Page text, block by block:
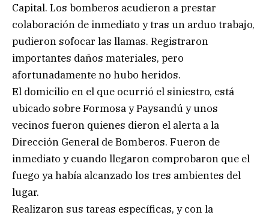
Capital. Los bomberos acudieron a prestar
colaboración de inmediato y tras un arduo trabajo,
pudieron sofocar las llamas. Registraron
importantes daños materiales, pero
afortunadamente no hubo heridos.
El domicilio en el que ocurrió el siniestro, está
ubicado sobre Formosa y Paysandú y unos
vecinos fueron quienes dieron el alerta a la
Dirección General de Bomberos. Fueron de
inmediato y cuando llegaron comprobaron que el
fuego ya había alcanzado los tres ambientes del
lugar.
Realizaron sus tareas específicas, y con la